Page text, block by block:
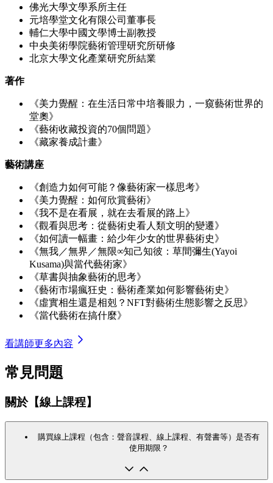
佛光大學文學系所主任
元培學堂文化有限公司董事長
輔仁大學中國文學博士副教授
中央美術學院藝術管理研究所研修
北京大學文化產業研究所結業
著作
《美力覺醒：在生活日常中培養眼力，一窺藝術世界的
堂奧》
《藝術收藏投資的70個問題》
《藏家養成計畫》
藝術講座
《創造力如何可能？像藝術家一樣思考》
《美力覺醒：如何欣賞藝術》
《我不是在看展，就在去看展的路上》
《觀看與思考：從藝術史看人類文明的變遷》
《如何讀一幅畫：給少年少女的世界藝術史》
《無我／無界／無限∞知己知彼：草間彌生(Yayoi
Kusama)與當代藝術家》
《草書與抽象藝術的思考》
《藝術市場瘋狂史：藝術產業如何影響藝術史》
《虛實相生還是相剋？NFT對藝術生態影響之反思》
《當代藝術在搞什麼》
看講師更多內容
常見問題
關於【線上課程】
購買線上課程（包含：聲音課程、線上課程、有聲書等）是否有
使用期限？